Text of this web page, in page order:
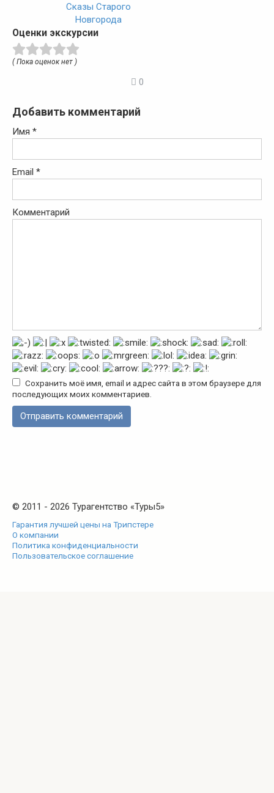
Сказы Старого
Новгорода
Оценки экскурсии
( Пока оценок нет )
0
Добавить комментарий
Имя *
Email *
Комментарий
Сохранить моё имя, email и адрес сайта в этом браузере для
последующих моих комментариев.
© 2011 - 2026 Турагентство «Туры5»
Гарантия лучшей цены на Трипстере
О компании
Политика конфиденциальности
Пользовательское соглашение